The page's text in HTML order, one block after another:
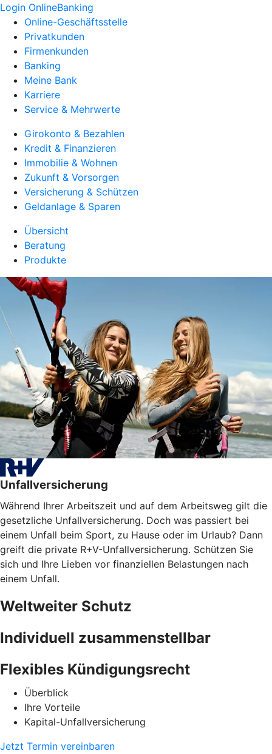
Login OnlineBanking
Online-Geschäftsstelle
Privatkunden
Firmenkunden
Banking
Meine Bank
Karriere
Service & Mehrwerte
Girokonto & Bezahlen
Kredit & Finanzieren
Immobilie & Wohnen
Zukunft & Vorsorgen
Versicherung & Schützen
Geldanlage & Sparen
Übersicht
Beratung
Produkte
Unfallversicherung
Während Ihrer Arbeitszeit und auf dem Arbeitsweg gilt die
gesetzliche Unfallversicherung. Doch was passiert bei
einem Unfall beim Sport, zu Hause oder im Urlaub? Dann
greift die private R+V-Unfallversicherung. Schützen Sie
sich und Ihre Lieben vor finanziellen Belastungen nach
einem Unfall.
Weltweiter Schutz
Individuell zusammenstellbar
Flexibles Kündigungsrecht
Überblick
Ihre Vorteile
Kapital-Unfallversicherung
Jetzt Termin vereinbaren